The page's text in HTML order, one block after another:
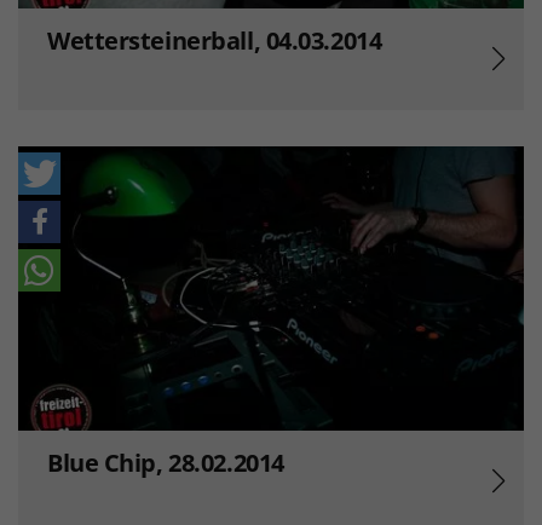
Wettersteinerball, 04.03.2014
Blue Chip, 28.02.2014